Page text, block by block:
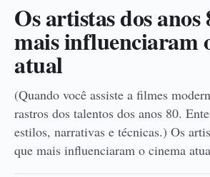
Os artistas dos anos
mais influenciaram
atual
(Quando você assiste a filmes
rastros dos talentos dos anos 80.
estilos, narrativas e técnicas.) Os
que mais influenciaram o cinema